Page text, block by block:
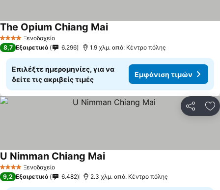
4 ΑστέριαΞενοδοχείο
The Opium Chiang Mai
8,7 Εξαιρετικό 6.296 1.9 χλμ. από: Κέντρο πόλης
Επιλέξτε ημερομηνίες, για να
δείτε τις ακριβείς τιμές
Εμφάνιση τιμών
4 ΑστέριαΞενοδοχείο
U Nimman Chiang Mai
9,2 Εξαιρετικό 6.482 2.3 χλμ. από: Κέντρο πόλης